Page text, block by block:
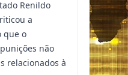
Renildo
a
que o
não
relacionados à